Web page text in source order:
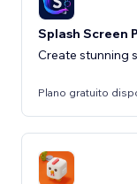
Splash Screen
Create stunning
Plano gratuito